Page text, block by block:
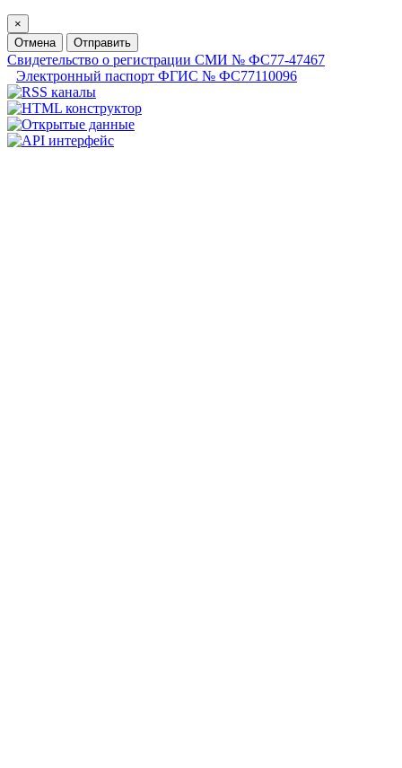
×
Отмена
Отправить
Свидетельство о регистрации СМИ № ФС77-47467
Электронный паспорт ФГИС № ФС77110096